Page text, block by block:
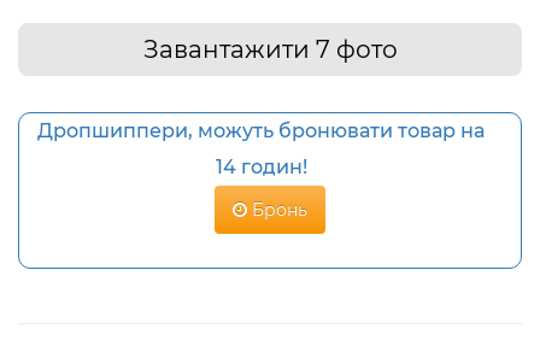
Завантажити 7 фото
Дропшиппери, можуть бронювати товар на
14 годин!
Бронь